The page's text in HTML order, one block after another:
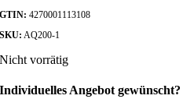
r
:
7
,
,
.
GTIN: 4270001113108
SKU: AQ200-1
Nicht vorrätig
Individuelles Angebot gewünscht?